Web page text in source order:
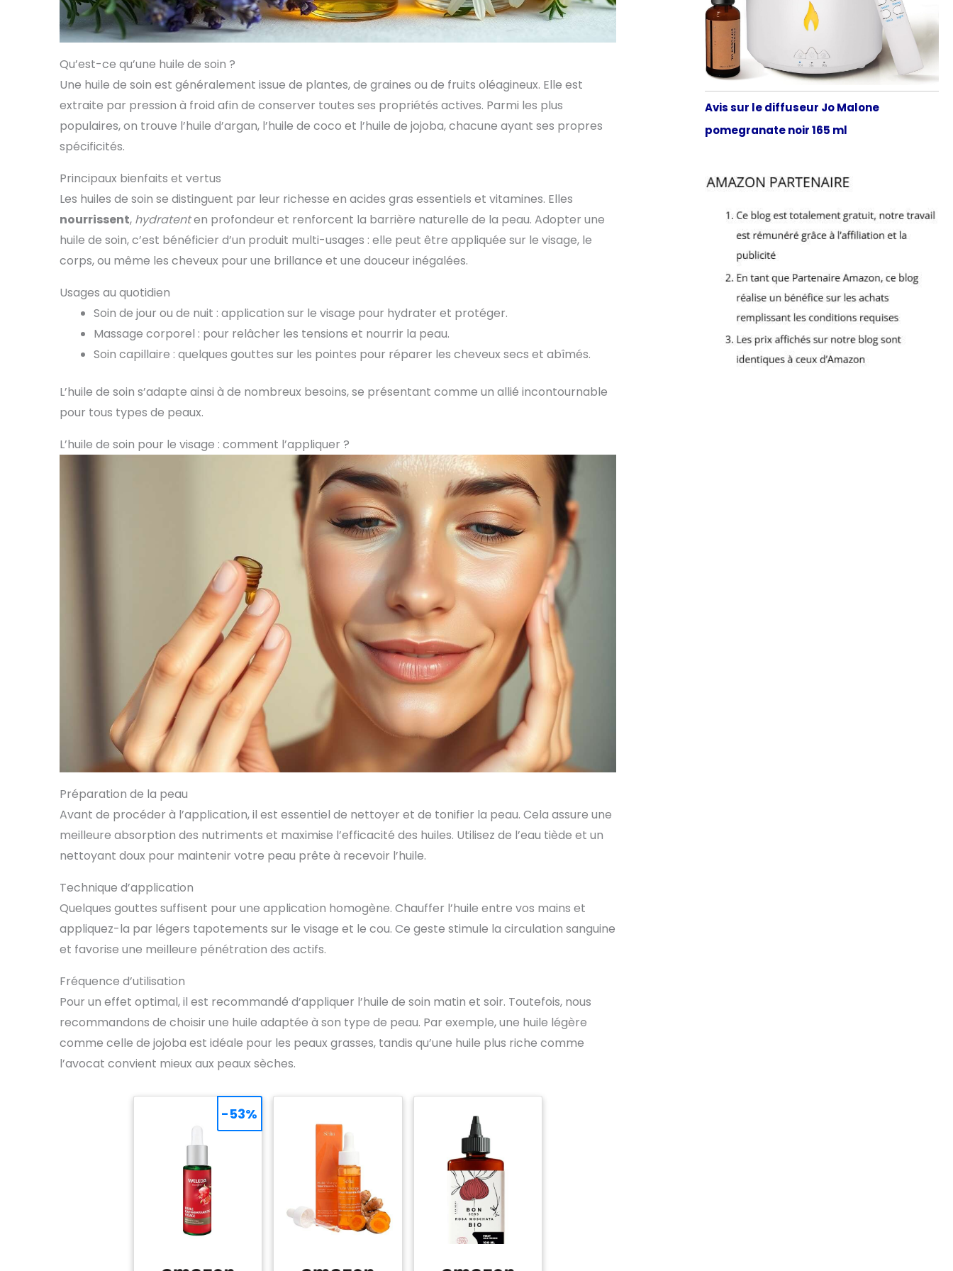
Qu’est-ce qu’une huile de soin ?
Une huile de soin est généralement issue de plantes, de graines ou de fruits oléagineux. Elle est
extraite par pression à froid afin de conserver toutes ses propriétés actives. Parmi les plus
populaires, on trouve l’huile d’argan, l’huile de coco et l’huile de jojoba, chacune ayant ses propres
spécificités.
Principaux bienfaits et vertus
Les huiles de soin se distinguent par leur richesse en acides gras essentiels et vitamines. Elles
nourrissent, hydratenten profondeur et renforcent la barrière naturelle de la peau. Adopter une
huile de soin, c’est bénéficier d’un produit multi-usages : elle peut être appliquée sur le visage, le
corps, ou même les cheveux pour une brillance et une douceur inégalées.
Usages au quotidien
Soin de jour ou de nuit : application sur le visage pour hydrater et protéger.
Massage corporel : pour relâcher les tensions et nourrir la peau.
Soin capillaire : quelques gouttes sur les pointes pour réparer les cheveux secs et abîmés.
L’huile de soin s’adapte ainsi à de nombreux besoins, se présentant comme un allié incontournable
pour tous types de peaux.
L’huile de soin pour le visage : comment l’appliquer ?
Préparation de la peau
Avant de procéder à l’application, il est essentiel de nettoyer et de tonifier la peau. Cela assure une
meilleure absorption des nutriments et maximise l’efficacité des huiles. Utilisez de l’eau tiède et un
nettoyant doux pour maintenir votre peau prête à recevoir l’huile.
Technique d’application
Quelques gouttes suffisent pour une application homogène. Chauffer l’huile entre vos mains et
appliquez-la par légers tapotements sur le visage et le cou. Ce geste stimule la circulation sanguine
et favorise une meilleure pénétration des actifs.
Fréquence d’utilisation
Pour un effet optimal, il est recommandé d’appliquer l’huile de soin matin et soir. Toutefois, nous
recommandons de choisir une huile adaptée à son type de peau. Par exemple, une huile légère
comme celle de jojoba est idéale pour les peaux grasses, tandis qu’une huile plus riche comme
l’avocat convient mieux aux peaux sèches.
-53%
Avis sur le diffuseur Jo Malone
pomegranate noir 165 ml